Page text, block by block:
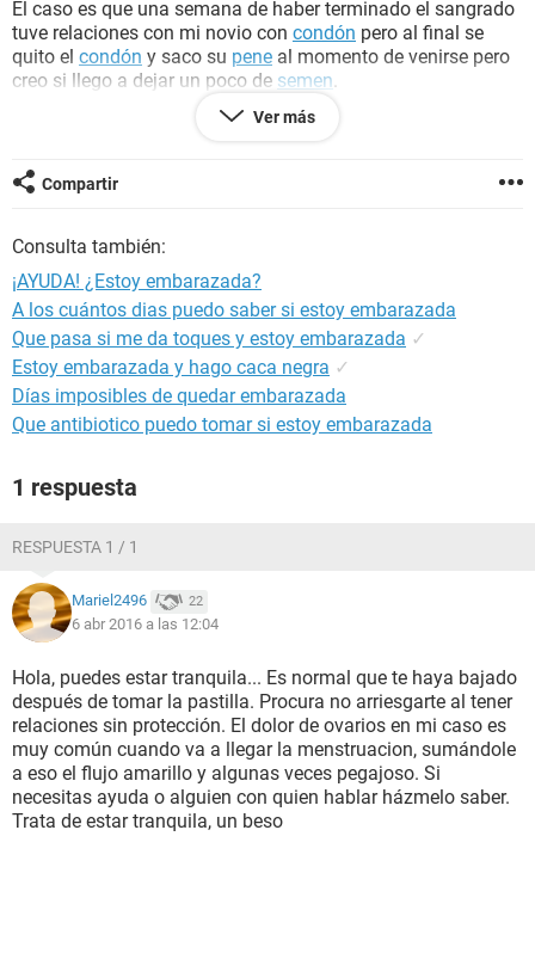
El caso es que una semana de haber terminado el sangrado
tuve relaciones con mi novio con condón pero al final se
quito el condón y saco su pene al momento de venirse pero
creo si llego a dejar un poco de semen.
después de esto me están doliendo los ovarios, de que
estoy preocupada, ¿Que debería hacer si estoy en mis días
Ver más
Compartir
Consulta también:
¡AYUDA! ¿Estoy embarazada?
A los cuántos dias puedo saber si estoy embarazada
Que pasa si me da toques y estoy embarazada ✓
Estoy embarazada y hago caca negra ✓
Días imposibles de quedar embarazada
Que antibiotico puedo tomar si estoy embarazada
1 respuesta
RESPUESTA 1 / 1
Mariel2496 22
6 abr 2016 a las 12:04
Hola, puedes estar tranquila... Es normal que te haya bajado
después de tomar la pastilla. Procura no arriesgarte al tener
relaciones sin protección. El dolor de ovarios en mi caso es
muy común cuando va a llegar la menstruacion, sumándole
a eso el flujo amarillo y algunas veces pegajoso. Si
necesitas ayuda o alguien con quien hablar házmelo saber.
Trata de estar tranquila, un beso